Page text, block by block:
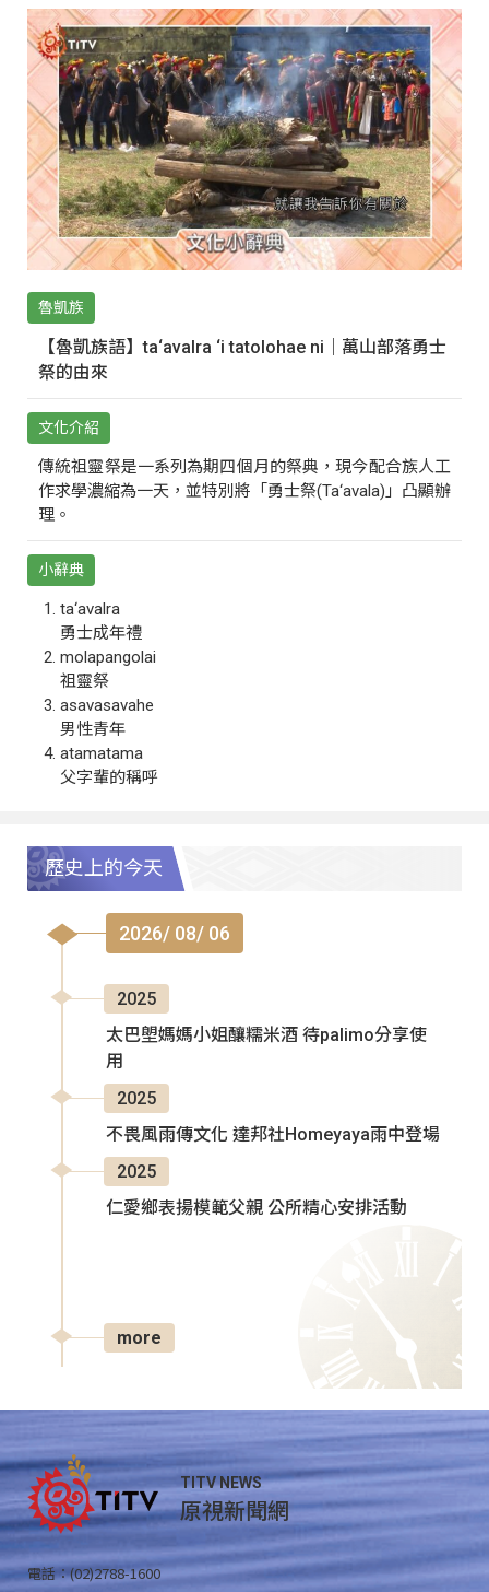
魯凱族
【魯凱族語】ta‘avalra ‘i tatolohae ni｜萬山部落勇士
祭的由來
文化介紹
傳統祖靈祭是一系列為期四個月的祭典，現今配合族人工
作求學濃縮為一天，並特別將「勇士祭(Ta‘avala)」凸顯辦
理。
小辭典
ta‘avalra
勇士成年禮
molapangolai
祖靈祭
asavasavahe
男性青年
atamatama
父字輩的稱呼
歷史上的今天
2026/ 08/ 06
2025
太巴塱媽媽小姐釀糯米酒 待palimo分享使
用
2025
不畏風雨傳文化 達邦社Homeyaya雨中登場
2025
仁愛鄉表揚模範父親 公所精心安排活動
more
TITV NEWS
原視新聞網
電話：(02)2788-1600